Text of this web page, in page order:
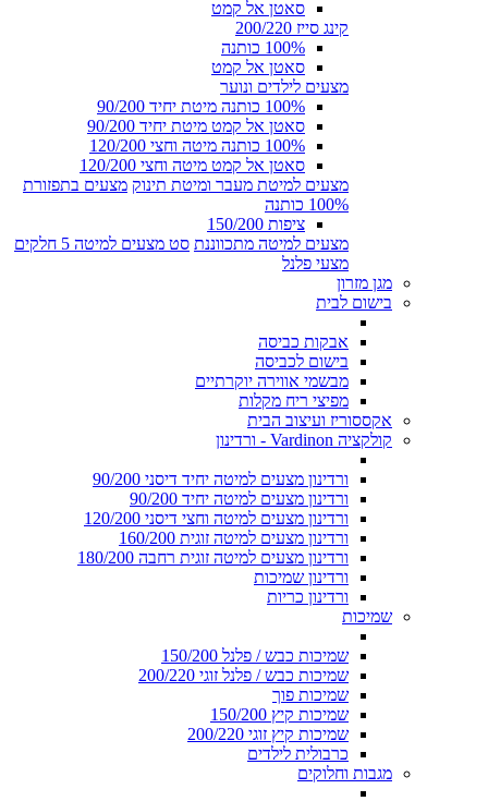
סאטן אל קמט
קינג סייז 200/220
100% כותנה
סאטן אל קמט
מצעים לילדים ונוער
100% כותנה מיטת יחיד 90/200
סאטן אל קמט מיטת יחיד 90/200
100% כותנה מיטה וחצי 120/200
סאטן אל קמט מיטה וחצי 120/200
מצעים למיטת מעבר ומיטת תינוק מצעים בתפזורת
100% כותנה
ציפות 150/200
מצעים למיטה מתכווננת סט מצעים למיטה 5 חלקים
מצעי פלנל
מגן מזרון
בישום לבית
אבקות כביסה
בישום לכביסה
מבשמי אווירה יוקרתיים
מפיצי ריח מקלות
אקססוריז ועיצוב הבית
קולקציה Vardinon - ורדינון
ורדינון מצעים למיטה יחיד דיסני 90/200
ורדינון מצעים למיטה יחיד 90/200
ורדינון מצעים למיטה וחצי דיסני 120/200
ורדינון מצעים למיטה זוגית 160/200
ורדינון מצעים למיטה זוגית רחבה 180/200
ורדינון שמיכות
ורדינון כריות
שמיכות
שמיכות כבש / פלנל 150/200
שמיכות כבש / פלנל זוגי 200/220
שמיכות פוך
שמיכות קיץ 150/200
שמיכות קיץ זוגי 200/220
כרבולית לילדים
מגבות וחלוקים